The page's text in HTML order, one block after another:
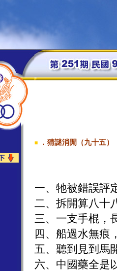
■ ．猜謎消閒（九十五）
一、牠被錯誤評
二、拆開算八十
三、一支手棍，
四、船過水無痕
五、聽到見到馬
六、中國藥全是